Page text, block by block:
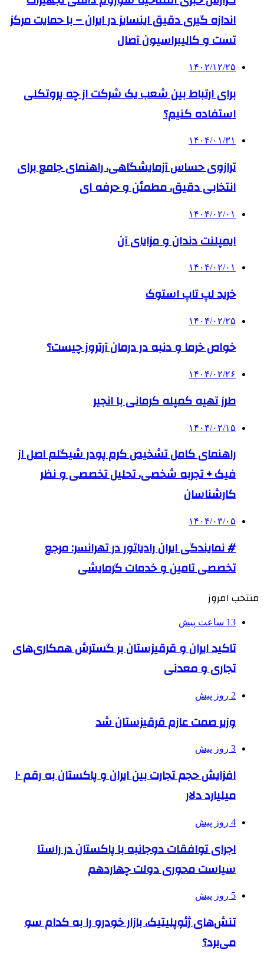
اندازه گیری دقیق اینسایز در ایران – با حمایت مرکز
تست و کالیبراسیون آصال
۱۴۰۲/۱۲/۲۵
برای ارتباط بین شعب یک شرکت از چه پروتکلی
استفاده کنیم؟
۱۴۰۴/۰۱/۳۱
ترازوی حساس آزمایشگاهی، راهنمای جامع برای
انتخابی دقیق، مطمئن و حرفه ای
۱۴۰۴/۰۲/۰۱
ایمپلنت دندان و مزایای آن
۱۴۰۴/۰۲/۰۱
خرید لپ تاپ استوک
۱۴۰۴/۰۲/۲۵
خواص خرما و دنبه در درمان آرتروز چیست؟
۱۴۰۴/۰۲/۲۶
طرز تهیه کمپله کرمانی با انجیر
۱۴۰۴/۰۲/۱۵
راهنمای کامل تشخیص کرم پودر شیگلم اصل از
فیک + تجربه شخصی، تحلیل تخصصی و نظر
کارشناسان
۱۴۰۴/۰۳/۰۵
# نمایندگی ایران رادیاتور در تهرانسر: مرجع
تخصصی تامین و خدمات گرمایشی
منتخب امروز
13 ساعت پیش
تاکید ایران و قرقیزستان بر گسترش همکاری‌های
تجاری و معدنی
2 روز پیش
وزیر صمت عازم قرقیزستان شد
3 روز پیش
افزایش حجم تجارت بین ایران و پاکستان به رقم ۱۰
میلیارد دلار
4 روز پیش
اجرای توافقات دوجانبه با پاکستان در راستا
سیاست محوری دولت چهاردهم
5 روز پیش
تنش‌های ژئوپلیتیک، بازار خودرو را به کدام سو
می‌برد؟